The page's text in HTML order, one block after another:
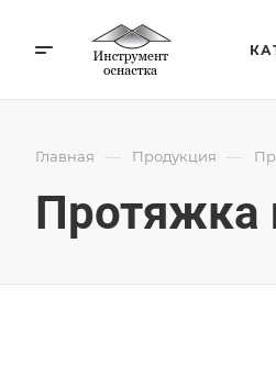
Главная — Продукция —
Протяжка